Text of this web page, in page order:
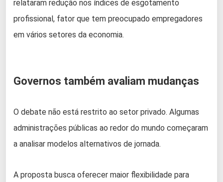
relataram redução nos índices de esgotamento
profissional, fator que tem preocupado empregadores
em vários setores da economia.
Governos também avaliam mudanças
O debate não está restrito ao setor privado. Algumas
administrações públicas ao redor do mundo começaram
a analisar modelos alternativos de jornada.
A proposta busca oferecer maior flexibilidade para